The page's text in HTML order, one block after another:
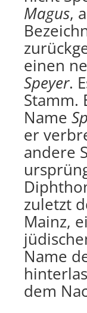
Magus,
einen
Speyer.
Stamm.
Name
er
andere
zuletzt
Mainz,
Name
dem